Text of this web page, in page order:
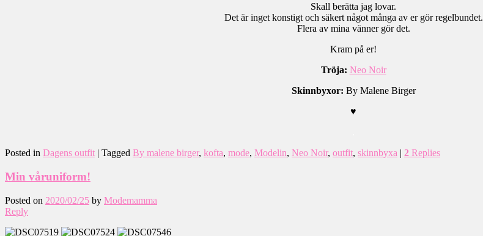
Skall berätta jag lovar.
Det är inget konstigt och säkert något många av er gör regelbundet.
Flera av mina vänner gör det.
Kram på er!
Tröja: Neo Noir
Skinnbyxor: By Malene Birger
♥
Posted in Dagens outfit | Tagged By malene birger, kofta, mode, Modelin, Neo Noir, outfit, skinnbyxa | 2 Replies
Min våruniform!
Posted on 2020/02/25 by Modemamma
Reply